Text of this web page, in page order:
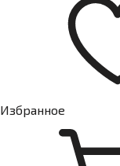
Избранное